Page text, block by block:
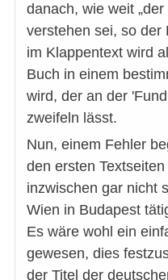
danach, wie weit
verstehen sei, so der
im Klappentext wird
Buch in einem
wird, der an der
zweifeln lässt.
Nun, einem Fehler
den ersten
inzwischen gar nicht
Wien in Budapest
Es wäre wohl ein
gewesen, dies
der Titel der